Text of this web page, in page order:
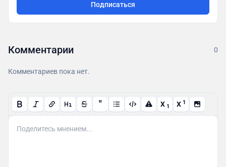
Подписаться
Комментарии 0
Комментариев пока нет.
" X 1 X 1